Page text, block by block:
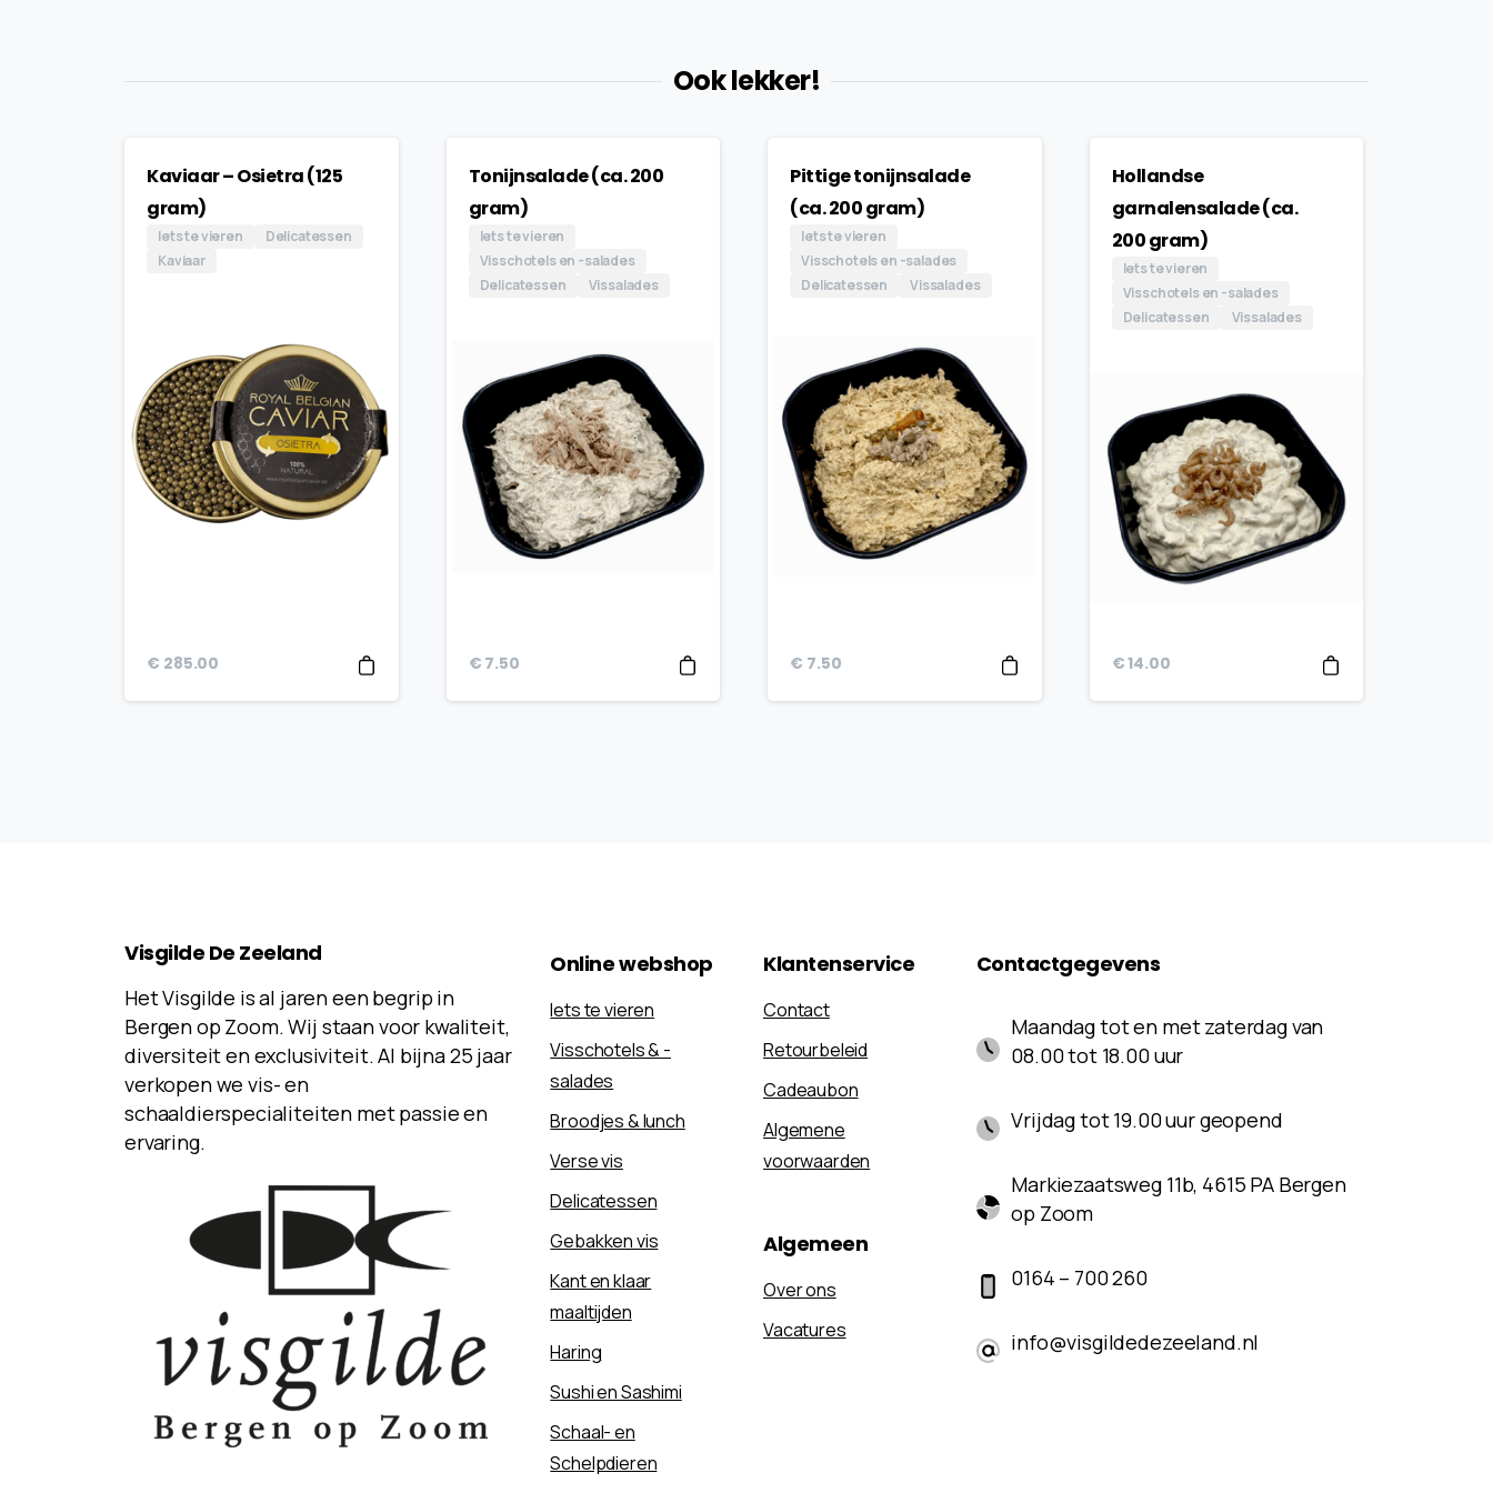
Ook lekker!
Kaviaar – Osietra (125
gram)
Iets te vieren
Delicatessen
Kaviaar
€ 285.00
Tonijnsalade (ca. 200
gram)
Iets te vieren
Visschotels en -salades
Delicatessen
Vissalades
€ 7.50
Pittige tonijnsalade
(ca. 200 gram)
Iets te vieren
Visschotels en -salades
Delicatessen
Vissalades
€ 7.50
Hollandse
garnalensalade (ca.
200 gram)
Iets te vieren
Visschotels en -salades
Delicatessen
Vissalades
€14.00
Visgilde De Zeeland
Het Visgilde is al jaren een begrip in
Bergen op Zoom. Wij staan voor kwaliteit,
diversiteit en exclusiviteit. Al bijna 25 jaar
verkopen we vis- en
schaaldierspecialiteiten met passie en
ervaring.
Onlinewebshop
Iets te vieren
Visschotels & -
salades
Broodjes & lunch
Verse vis
Delicatessen
Gebakken vis
Kant en klaar
maaltijden
Haring
Sushi en Sashimi
Schaal- en
Schelpdieren
Klantenservice
Contact
Retourbeleid
Cadeaubon
Algemene
voorwaarden
Algemeen
Over ons
Vacatures
Contactgegevens
Maandag tot en met zaterdag van
08.00 tot 18.00 uur
Vrijdag tot 19.00 uur geopend
Markiezaatsweg 11b, 4615 PA Bergen
op Zoom
0164 – 700 260
info@visgildedezeeland.nl